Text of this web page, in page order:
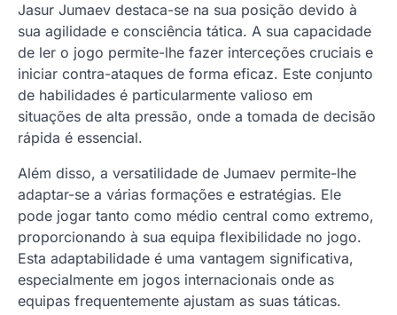
Jasur Jumaev destaca-se na sua posição devido à
sua agilidade e consciência tática. A sua capacidade
de ler o jogo permite-lhe fazer interceções cruciais e
iniciar contra-ataques de forma eficaz. Este conjunto
de habilidades é particularmente valioso em
situações de alta pressão, onde a tomada de decisão
rápida é essencial.
Além disso, a versatilidade de Jumaev permite-lhe
adaptar-se a várias formações e estratégias. Ele
pode jogar tanto como médio central como extremo,
proporcionando à sua equipa flexibilidade no jogo.
Esta adaptabilidade é uma vantagem significativa,
especialmente em jogos internacionais onde as
equipas frequentemente ajustam as suas táticas.